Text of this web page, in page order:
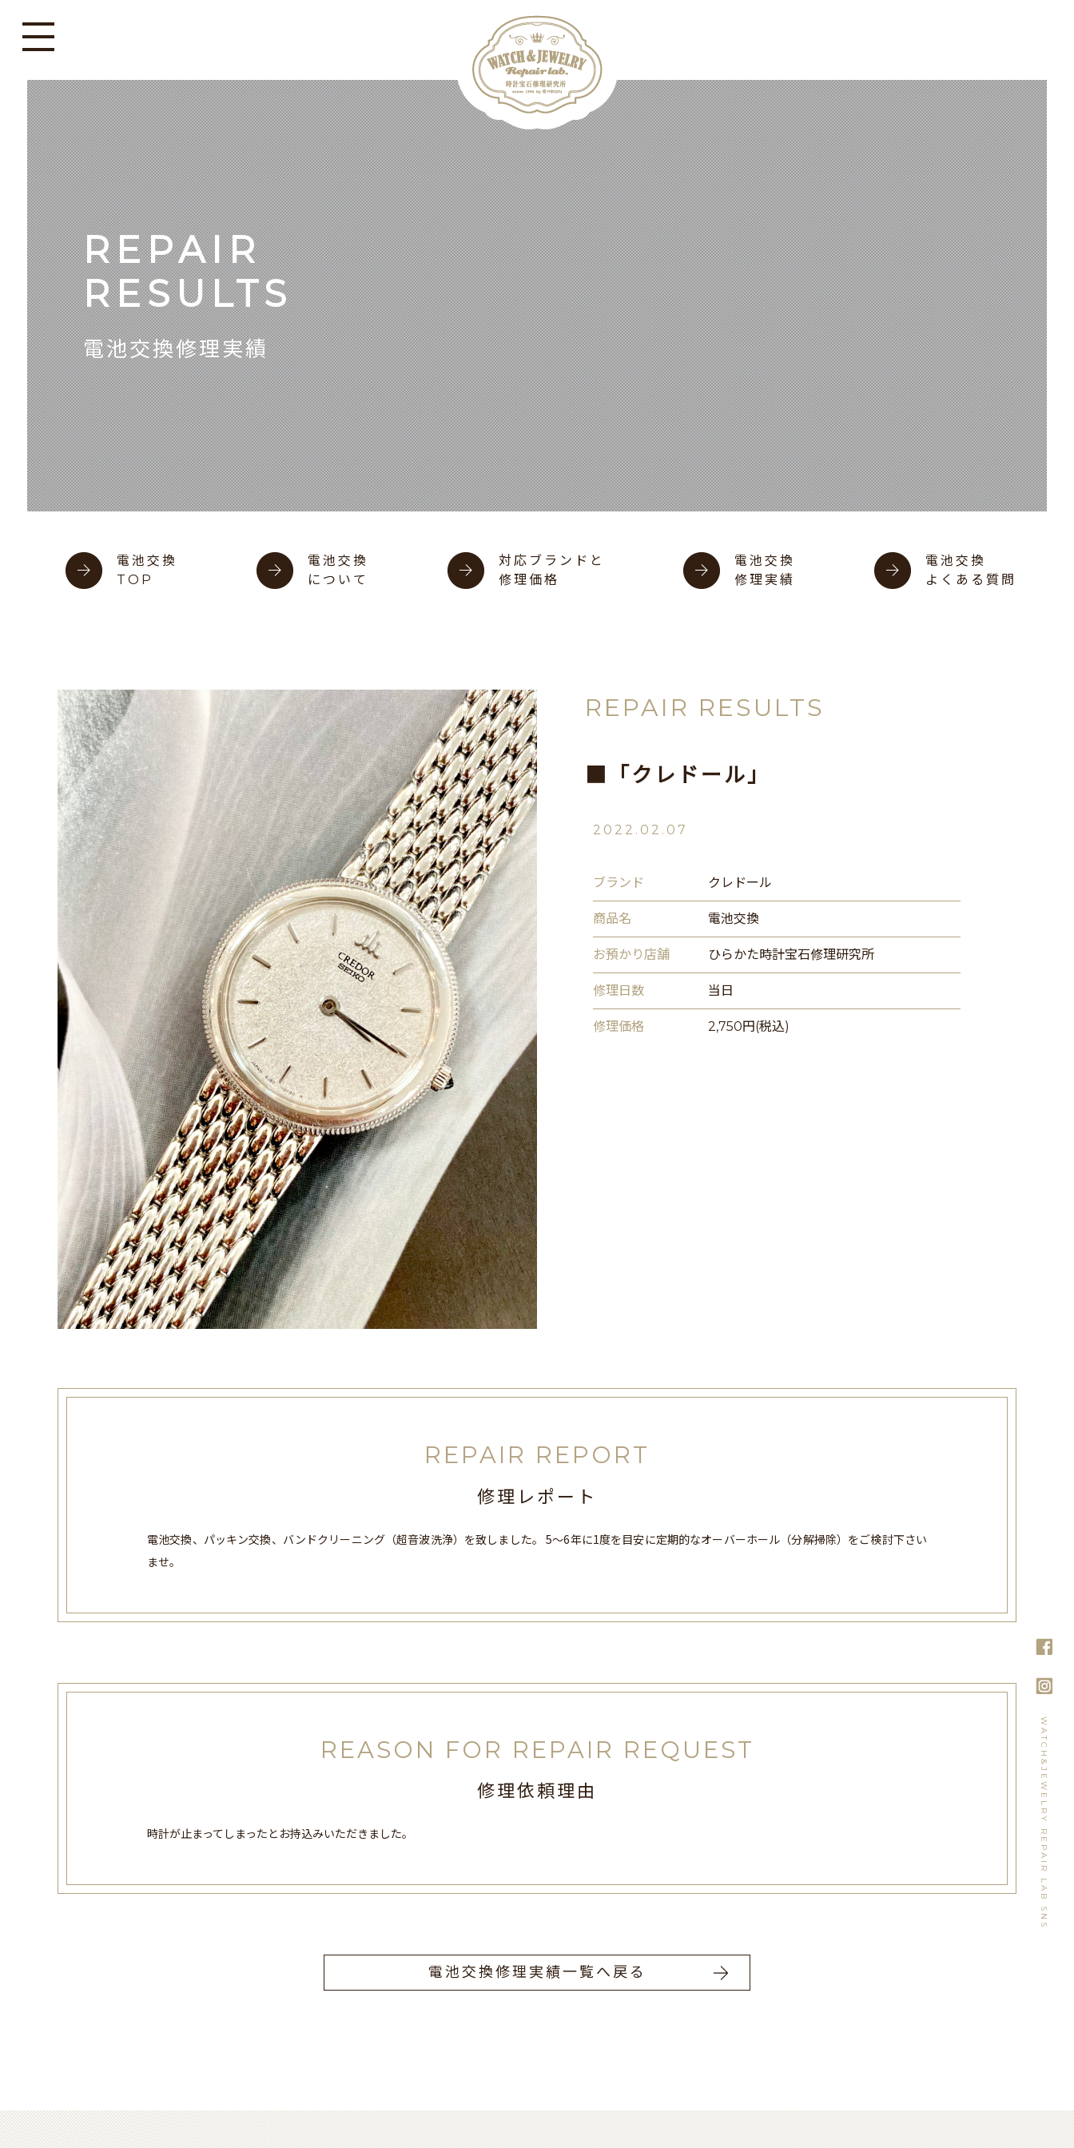
REPAIR
RESULTS
電池交換修理実績
電池交換
TOP
電池交換
について
対応ブランドと
修理価格
電池交換
修理実績
電池交換
よくある質問
REPAIR RESULTS
■「クレドール」
2022.02.07
ブランド クレドール
商品名 電池交換
お預かり店舗 ひらかた時計宝石修理研究所
修理日数 当日
修理価格 2,750円(税込)
REPAIR REPORT
修理レポート
電池交換、パッキン交換、バンドクリーニング（超音波洗浄）を致しました。 5～6年に1度を目安に定期的なオーバーホール（分解掃除）をご検討下さい
ませ。
REASON FOR REPAIR REQUEST
修理依頼理由
時計が止まってしまったとお持込みいただきました。
電池交換修理実績一覧へ戻る
WATCH&JEWELRY REPAIR LAB SNS